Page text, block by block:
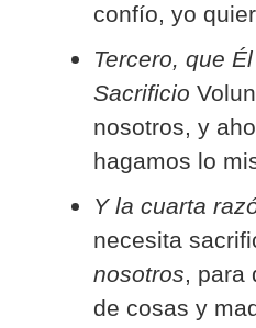
confío, yo
Tercero, que
Sacrificio
nosotros, y
hagamos lo
Y la cuarta
necesita
nosotros, para
de cosas y